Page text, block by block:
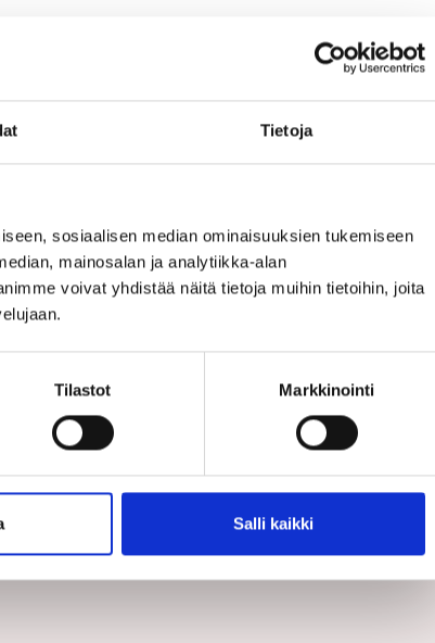
Tietoja
sosiaalisen median ominaisuuksien tukemiseen
mainosalan ja analytiikka-alan
voivat yhdistää näitä tietoja muihin tietoihin, joita
Tilastot Markkinointi
Salli kaikki
Rakennuksen ulkoasu
Soveltuvuus ympäristöön